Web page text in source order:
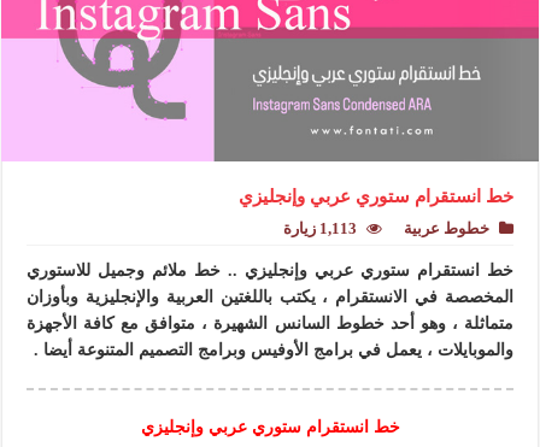
خط انستقرام ستوري عربي وإنجليزي
خطوط عربية 1,113 زيارة
خط انستقرام ستوري عربي وإنجليزي .. خط ملائم وجميل للاستوري
المخصصة في الانستقرام ، يكتب باللغتين العربية والإنجليزية وبأوزان
متماثلة ، وهو أحد خطوط السانس الشهيرة ، متوافق مع كافة الأجهزة
والموبايلات ، يعمل في برامج الأوفيس وبرامج التصميم المتنوعة أيضا .
خط انستقرام ستوري عربي وإنجليزي